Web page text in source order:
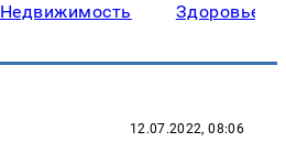
Недвижимость Здоровье
12.07.2022, 08:06